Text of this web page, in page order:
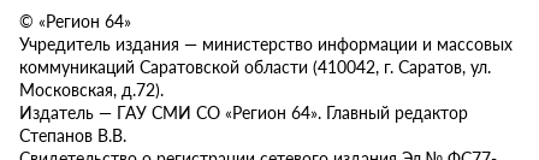
© «Регион 64»
Учредитель издания — министерство информации и массовых
коммуникаций Саратовской области (410042, г. Саратов, ул.
Московская, д.72).
Издатель — ГАУ СМИ СО «Регион 64». Главный редактор
Степанов В.В.